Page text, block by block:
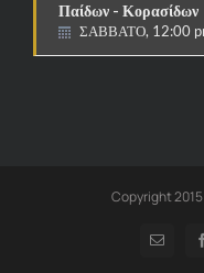
Παίδων - Κορασίδων
ΣΑΒΒΑΤΟ, 12:00
Copyright
Email